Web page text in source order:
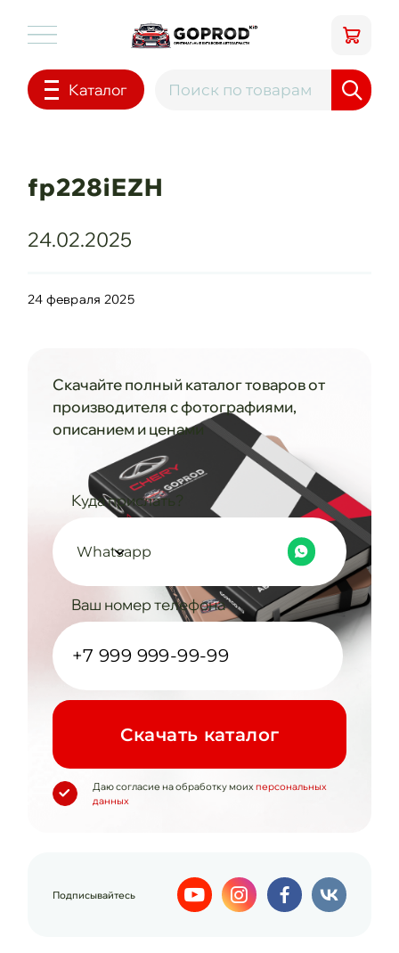
Каталог
fp228iEZH
24.02.2025
24 февраля 2025
Скачайте полный каталог товаров от
производителя с фотографиями,
описанием и ценами
Куда прислать?
Whatsapp
Ваш номер телефона
Cкачать каталог
Даю согласие на обработку моих персональных
данных
Подписывайтесь